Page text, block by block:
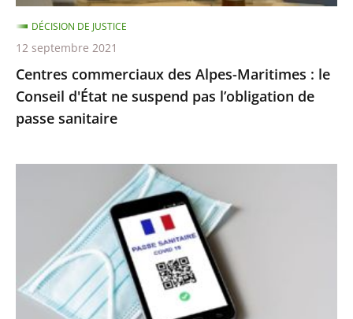
ne
suspend
pas
l’obligation
de
passe
Centres commerciaux des Alpes-Maritimes : le
Conseil d'État ne suspend pas l’obligation de
passe sanitaire
DÉCISION DE JUSTICE
12 septembre 2021
Conseil
d’État